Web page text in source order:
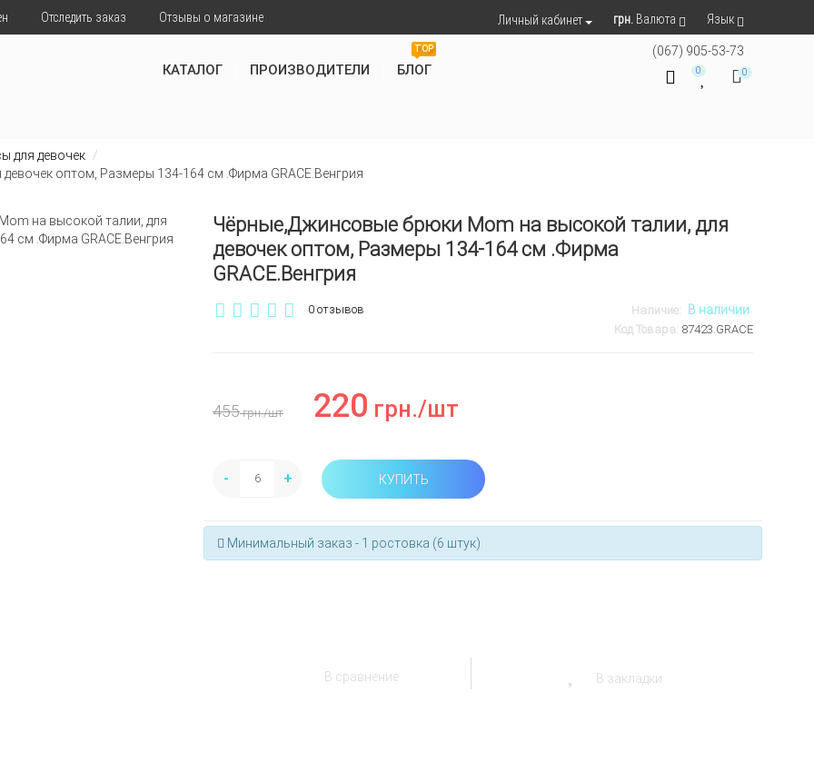
Отследить заказ Отзывы о магазине Личный кабинет грн. Валюта Язык
КАТАЛОГ ПРОИЗВОДИТЕЛИ
TOP
БЛОГ
(067) 905-53-73
0 0
для девочек
оптом, Размеры 134-164 см .Фирма GRACE.Венгрия
Чёрные,Джинсовые брюки Mom на высокой талии, для
девочек оптом, Размеры 134-164 см .Фирма
GRACE.Венгрия
0 отзывов Наличие: В наличии
Код Товара: 87423.GRACE
455грн./шт 220 грн./шт
- + КУПИТЬ
Минимальный заказ - 1 ростовка (6 штук)
В сравнение В закладки